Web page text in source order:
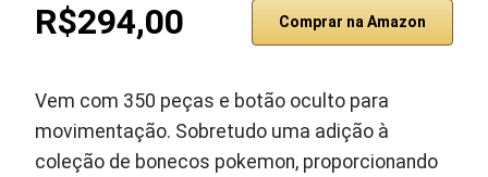
R$294,00 Comprar na Amazon
Vem com 350 peças e botão oculto para
movimentação. Sobretudo uma adição à
coleção de bonecos pokemon, proporcionando